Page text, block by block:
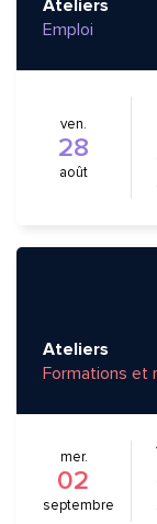
Ateliers
Emploi
ven.
28
août
Ateliers
Formations et
mer.
02
septembre